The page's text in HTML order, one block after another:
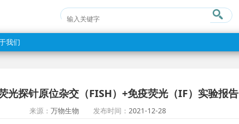
我们
光探针原位杂交（FISH）+免疫荧光（IF）实验报告
来源： 万物生物 发布时间： 2021-12-28